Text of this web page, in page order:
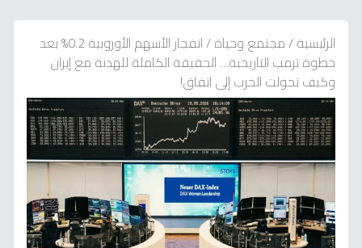
الرئيسية/مجتمع وحياة/
انفجار الأسهم الأوروبية 0.2% بعد
خطوة ترمب التاريخية… الحقيقة الكاملة للهدنة مع إيران
وكيف تحولت الحرب إلى اتفاق!